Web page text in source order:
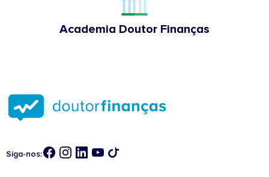
Academia Doutor Finanças
Siga-nos: